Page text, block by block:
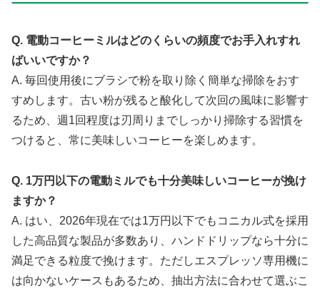
Q. 電動コーヒーミルはどのくらいの頻度でお手入れすれ
ばいいですか？
A. 毎回使用後にブラシで粉を取り除く簡単な掃除をおす
すめします。古い粉が残ると酸化して次回の風味に影響す
るため、週1回程度は刃周りまでしっかり掃除する習慣を
つけると、常に美味しいコーヒーを楽しめます。
Q. 1万円以下の電動ミルでも十分美味しいコーヒーが挽け
ますか？
A. はい、2026年現在では1万円以下でもコニカル式を採用
した高品質な製品が多数あり、ハンドドリップなら十分に
満足できる粒度で挽けます。ただしエスプレッソ専用機に
は向かないケースもあるため、抽出方法に合わせて選ぶこ